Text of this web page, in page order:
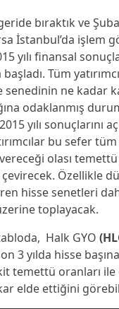
bıraktık ve
İstanbul’da işlem
yılı finansal
Tüm
senedinin ne kadar
odaklanmış
yılı sonuçlarını
bu sefer
olası temettü
Özellikle
hisse senetleri
toplayacak.
Halk GYO
3 yılda hisse
temettü oranları ile
elde ettiğini